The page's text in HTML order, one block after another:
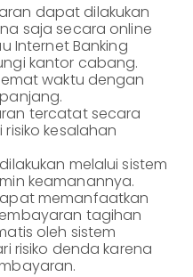
dapat dilakukan
saja secara online
Internet Banking
kantor cabang.
waktu dengan
tercatat secara
kesalahan
melalui sistem
keamanannya.
memanfaatkan
tagihan
oleh sistem
risiko denda karena